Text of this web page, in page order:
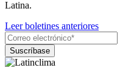
Latina.
Leer boletines anteriores